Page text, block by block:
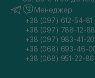
Менеджер
+38 (097) 612-54-81
+38 (097) 788-12-88
+38 (097) 983-41-20
+38 (068) 693-46-
+38 (068) 951-22-86